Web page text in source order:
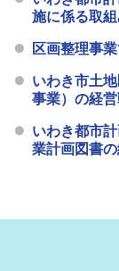
施に係る取
区画整理事
いわき市土
事業）の経
いわき都市
業計画図書